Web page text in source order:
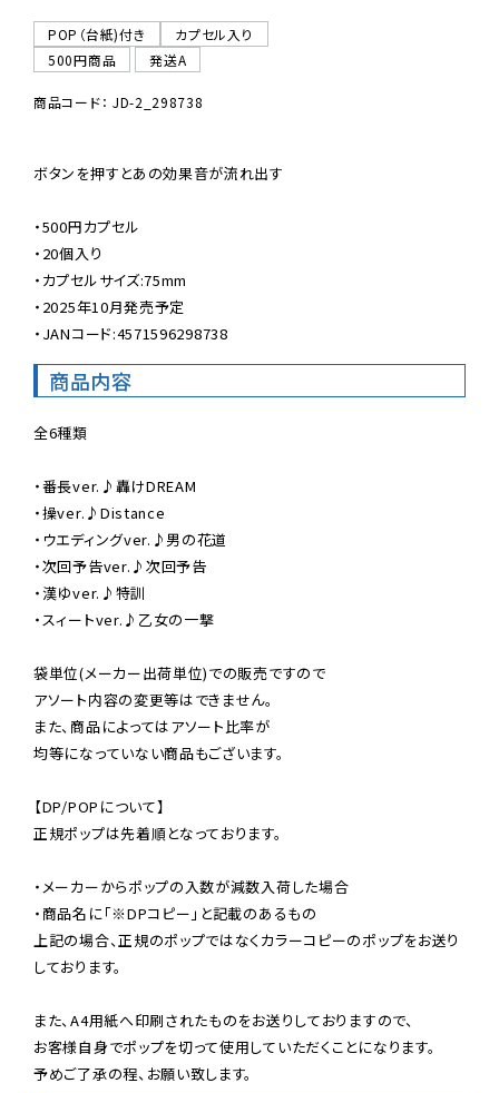
POP（台紙)付き
カプセル入り
500円商品
発送A
商品コード： JD-2_298738
ボタンを押すとあの効果音が流れ出す
・500円カプセル
・20個入り
・カプセルサイズ:75mm
・2025年10月発売予定
・JANコード:4571596298738
商品内容
全6種類
・番長ver.♪轟けDREAM
・操ver.♪Distance
・ウエディングver.♪男の花道
・次回予告ver.♪次回予告
・漢ゆver.♪特訓
・スィートver.♪乙女の一撃
袋単位(メーカー出荷単位)での販売ですので
アソート内容の変更等はできません。
また、商品によってはアソート比率が
均等になっていない商品もございます。
【DP/POPについて】
正規ポップは先着順となっております。
・メーカーからポップの入数が減数入荷した場合
・商品名に「※DPコピー」と記載のあるもの
上記の場合、正規のポップではなくカラーコピーのポップをお送り
しております。
また、A4用紙へ印刷されたものをお送りしておりますので、
お客様自身でポップを切って使用していただくことになります。
予めご了承の程、お願い致します。